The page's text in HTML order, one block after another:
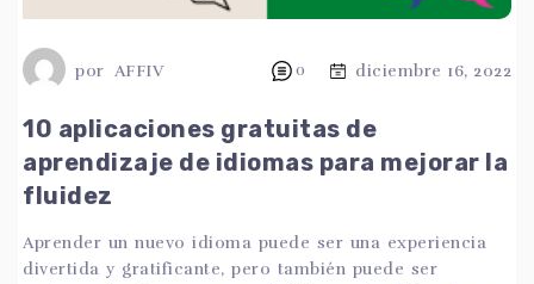
por AFFIV 0 diciembre 16, 2022
10 aplicaciones gratuitas de
aprendizaje de idiomas para mejorar la
fluidez
Aprender un nuevo idioma puede ser una experiencia
divertida y gratificante, pero también puede ser